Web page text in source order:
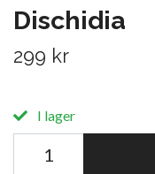
Dischidia
299 kr
I lager